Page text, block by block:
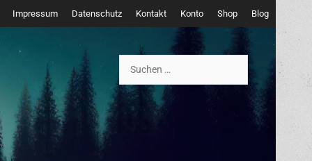
Impressum Datenschutz Kontakt Konto Shop Blog
nach: